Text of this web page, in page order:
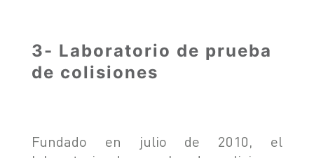
3- Laboratorio de prueba
de colisiones
Fundado en julio de 2010, el